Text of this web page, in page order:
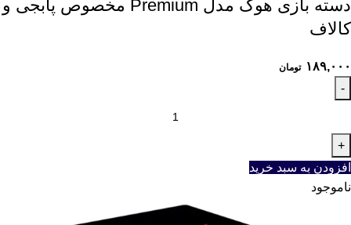
دسته بازی هوک مدل Premium مخصوص پابجی و
کالاف
۱۸۹,۰۰۰ تومان
افزودن به سبد خرید
ناموجود